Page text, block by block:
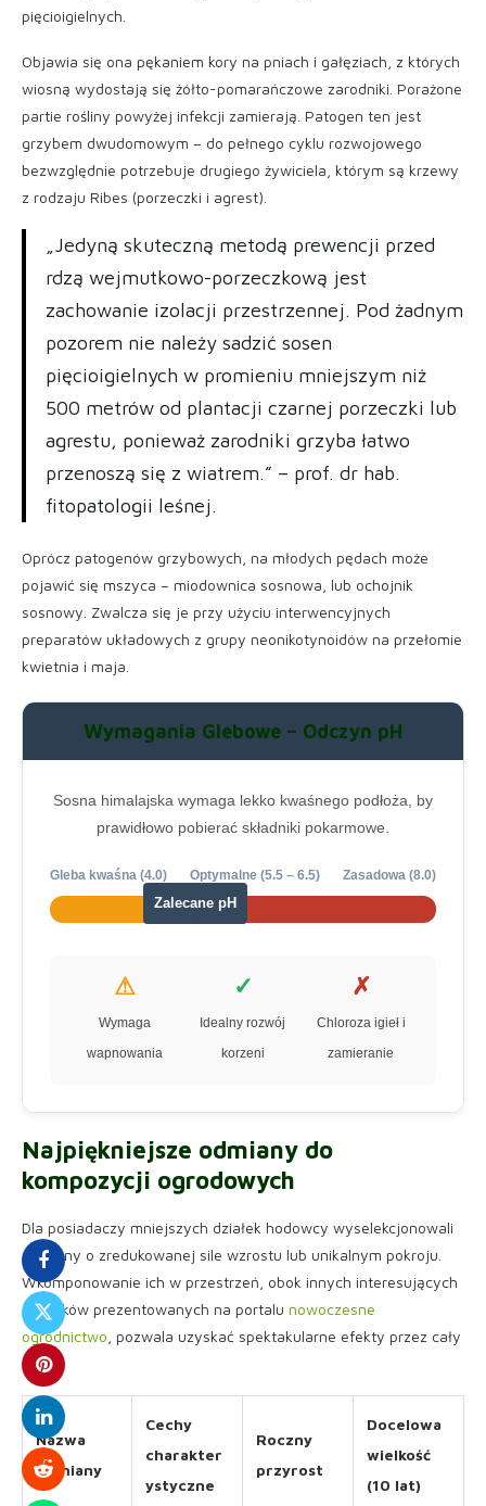
pięcioigielnych.
Objawia się ona pękaniem kory na pniach i gałęziach, z których
wiosną wydostają się żółto-pomarańczowe zarodniki. Porażone
partie rośliny powyżej infekcji zamierają. Patogen ten jest
grzybem dwudomowym – do pełnego cyklu rozwojowego
bezwzględnie potrzebuje drugiego żywiciela, którym są krzewy
z rodzaju Ribes (porzeczki i agrest).
„Jedyną skuteczną metodą prewencji przed
rdzą wejmutkowo-porzeczkową jest
zachowanie izolacji przestrzennej. Pod żadnym
pozorem nie należy sadzić sosen
pięcioigielnych w promieniu mniejszym niż
500 metrów od plantacji czarnej porzeczki lub
agrestu, ponieważ zarodniki grzyba łatwo
przenoszą się z wiatrem.” – prof. dr hab.
fitopatologii leśnej.
Oprócz patogenów grzybowych, na młodych pędach może
pojawić się mszyca – miodownica sosnowa, lub ochojnik
sosnowy. Zwalcza się je przy użyciu interwencyjnych
preparatów układowych z grupy neonikotynoidów na przełomie
kwietnia i maja.
Wymagania Glebowe – Odczyn pH
Sosna himalajska wymaga lekko kwaśnego podłoża, by
prawidłowo pobierać składniki pokarmowe.
Gleba kwaśna (4.0) Optymalne (5.5 – 6.5) Zasadowa (8.0)
Zalecane pH
⚠
Wymaga
wapnowania
✓
Idealny rozwój
korzeni
✗
Chloroza igieł i
zamieranie
Najpiękniejsze odmiany do
kompozycji ogrodowych
Dla posiadaczy mniejszych działek hodowcy wyselekcjonowali
odmiany o zredukowanej sile wzrostu lub unikalnym pokroju.
Wkomponowanie ich w przestrzeń, obok innych interesujących
gatunków prezentowanych na portalu nowoczesne
ogrodnictwo , pozwala uzyskać spektakularne efekty przez cały
rok.
Nazwa
odmiany
Cechy
charakter
ystyczne
Roczny
przyrost
Docelowa
wielkość
(10 lat)